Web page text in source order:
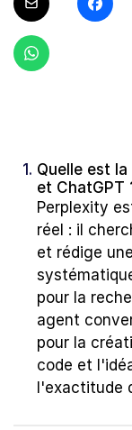
1. Quelle est
et ChatGPT
Perplexity
réel : il
et rédige
pour la
agent
pour la
code et
l'exactitude